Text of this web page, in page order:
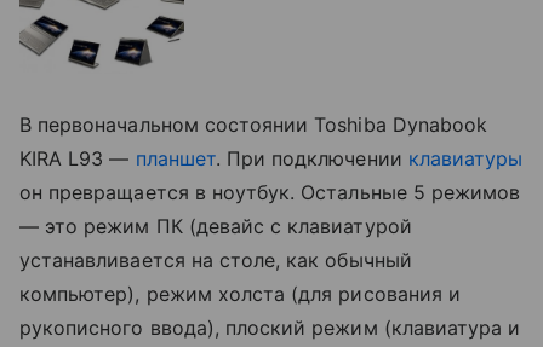
В первоначальном состоянии Toshiba Dynabook
KIRA L93 — планшет. При подключении клавиатуры
он превращается в ноутбук. Остальные 5 режимов
— это режим ПК (девайс с клавиатурой
устанавливается на столе, как обычный
компьютер), режим холста (для рисования и
рукописного ввода), плоский режим (клавиатура и